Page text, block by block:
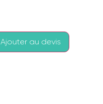
Ajouter au devis